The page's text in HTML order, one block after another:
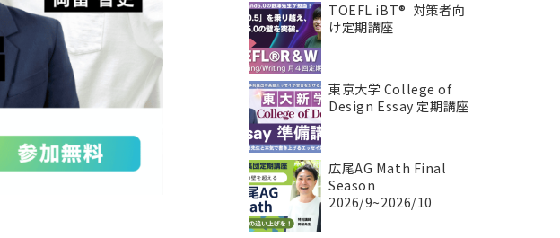
TOEFL iBT® 対策者向
け定期講座
東京大学 College of
Design Essay 定期講座
広尾AG Math Final
Season
2026/9~2026/10